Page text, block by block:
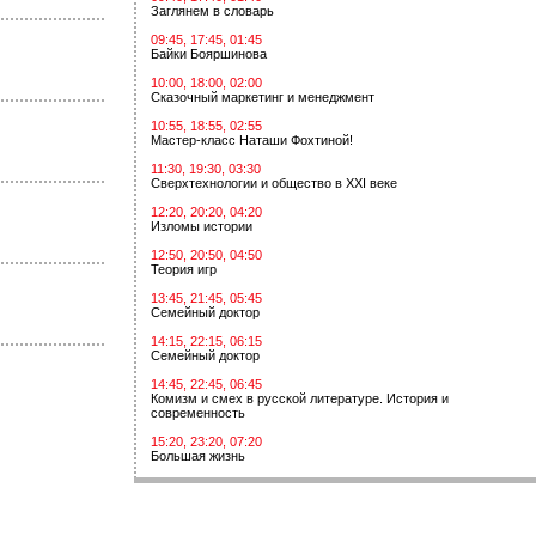
Заглянем в словарь
09:45, 17:45, 01:45
Байки Бояршинова
10:00, 18:00, 02:00
Сказочный маркетинг и менеджмент
10:55, 18:55, 02:55
Мастер-класс Наташи Фохтиной!
11:30, 19:30, 03:30
Сверхтехнологии и общество в XXI веке
12:20, 20:20, 04:20
Изломы истории
12:50, 20:50, 04:50
Теория игр
13:45, 21:45, 05:45
Семейный доктор
14:15, 22:15, 06:15
Семейный доктор
14:45, 22:45, 06:45
Комизм и смех в русской литературе. История и
современность
15:20, 23:20, 07:20
Большая жизнь